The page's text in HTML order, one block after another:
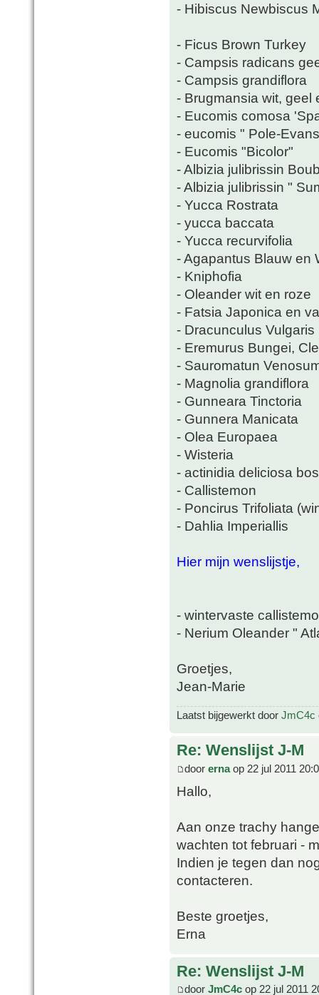
- Hibiscus Newbiscus
- Ficus Brown Turkey
- Campsis radicans
- Campsis grandiflora
- Brugmansia wit, geel
- Eucomis comosa
- eucomis " Pole-
- Eucomis "Bicolor"
- Albizia julibrissin
- Albizia julibrissin "
- Yucca Rostrata
- yucca baccata
- Yucca recurvifolia
- Agapantus Blauw en
- Kniphofia
- Oleander wit en roze
- Fatsia Japonica en
- Dracunculus Vulgaris
- Eremurus Bungei,
- Sauromatun
- Magnolia grandiflora
- Gunneara Tinctoria
- Gunnera Manicata
- Olea Europaea
- Wisteria
- actinidia deliciosa
- Callistemon
- Poncirus Trifoliata
- Dahlia Imperiallis
Hier mijn wenslijstje,
- wintervaste
- Nerium Oleander "
Groetjes,
Jean-Marie
Laatst bijgewerkt door JmC4c
Re: Wenslijst J-M
door ernaop 22 jul 2011
Hallo,
Aan onze trachy
wachten tot februari -
Indien je tegen dan
contacteren.
Beste groetjes,
Erna
Re: Wenslijst J-M
door JmC4c op 22 jul 2011